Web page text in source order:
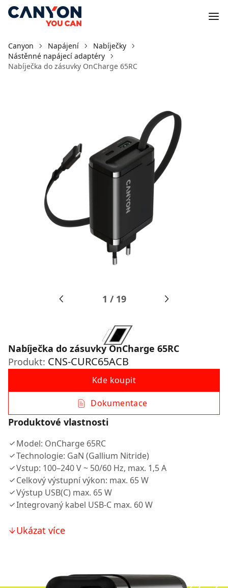
Canyon Napájení
Nabíječky
Nástěnné napájecí adaptéry
Nabíječka do zásuvky OnCharge 65RC
1 / 19
Nabíječka do zásuvky OnCharge 65RC
Produkt: CNS-CURC65ACB
Kde koupit
Dokumentace
Produktové vlastnosti
Model: OnCharge 65RC
Technologie: GaN (Gallium Nitride)
Vstup: 100–240 V ~ 50/60 Hz, max. 1,5 A
Celkový výstupní výkon: max. 65 W
Výstup USB(C) max. 65 W
Integrovaný kabel USB-C max. 60 W
Ukázat více